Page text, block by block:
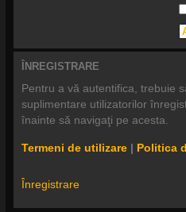
ÎNREGISTRARE
Pentru a vă autentifica, trebuie
suplimentare utilizatorilor
înainte să navigaţi pe acesta.
Termeni de utilizare| Politica
Înregistrare